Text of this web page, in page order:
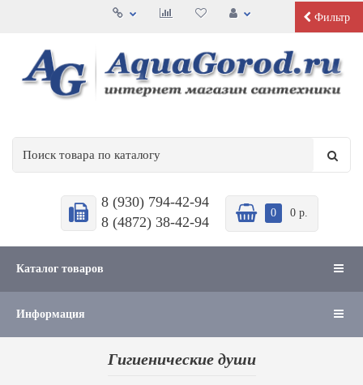
Фильтр
8 (930) 794-42-94
8 (4872) 38-42-94
0 0 р.
Каталог товаров
Информация
Гигиенические души